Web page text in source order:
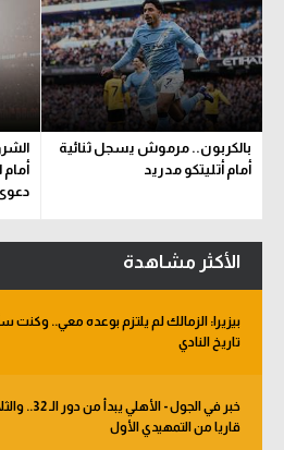
بالكربون.. مرموش يسجل ثنائية
أمام أتليتكو مدريد
الأكثر مشاهدة
بيزيرا: الزمالك لم يلتزم بوعده معي..
تاريخ النادي
خبر في الجول -
قاريا من التمهيدي الأول